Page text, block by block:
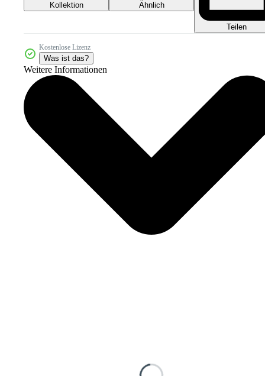
Kollektion Ähnlich
Teilen
Kostenlose Lizenz
Was ist das?
Weitere Informationen